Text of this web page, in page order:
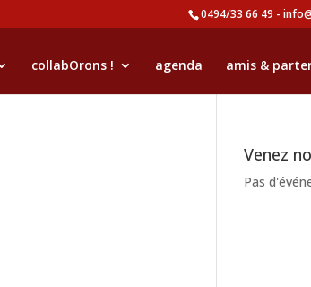
0494/33 66 49 -
collabOrons ! agenda amis &
Venez
Pas